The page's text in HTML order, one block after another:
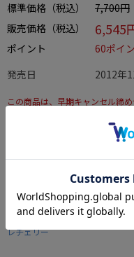
標準価格（税込）
7,700円
販売価格（税込）
6,545
ポイント
60ポイ
発売日
2012年
この商品は、早期キャンセル締
フィギュア>スケールフィギュア
メーカー
レチェリー